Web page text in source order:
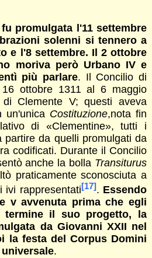
promulgata l'11 settembre
solenni si tennero a
e l'8 settembre. Il 2 ottobre
moriva però Urbano IV e
più parlare. Il Concilio di
ottobre 1311 al 6 maggio
Clemente V; questi aveva
un'unica Costituzione,nota fin
di «Clementine», tutti i
partire da quelli promulgati da
codificati. Durante il Concilio
anche la bolla Transiturus
praticamente sconosciuta a
ivi rappresentati[17]. Essendo
v avvenuta prima che egli
termine il suo progetto, la
da Giovanni XXII nel
la festa del Corpus Domini
.